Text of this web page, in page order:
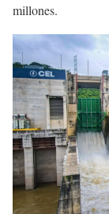
millones.